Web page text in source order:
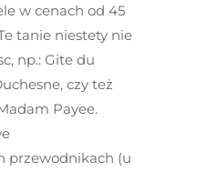
w cenach od 45
tanie niestety nie
np.: Gite du
czy też
Payee.
przewodnikach (u